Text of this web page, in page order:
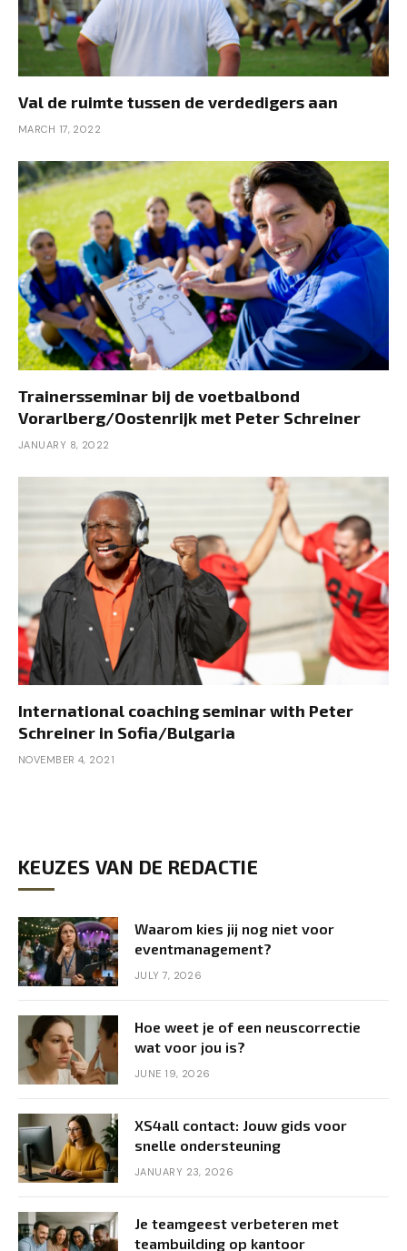
Val de ruimte tussen de verdedigers aan
MARCH 17, 2022
Trainersseminar bij de voetbalbond
Vorarlberg/Oostenrijk met Peter Schreiner
JANUARY 8, 2022
International coaching seminar with Peter
Schreiner in Sofia/Bulgaria
NOVEMBER 4, 2021
KEUZES VAN DE REDACTIE
Waarom kies jij nog niet voor
eventmanagement?
JULY 7, 2026
Hoe weet je of een neuscorrectie
wat voor jou is?
JUNE 19, 2026
XS4all contact: Jouw gids voor
snelle ondersteuning
JANUARY 23, 2026
Je teamgeest verbeteren met
teambuilding op kantoor